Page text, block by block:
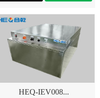
HEQ-IEV008...